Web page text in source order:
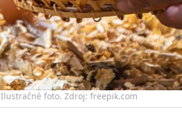
Ilustračné foto. Zdroj: freepik.com